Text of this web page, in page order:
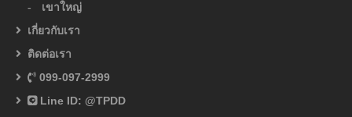
เขาใหญ่
เกี่ยวกับเรา
ติดต่อเรา
099-097-2999
Line ID: @TPDD